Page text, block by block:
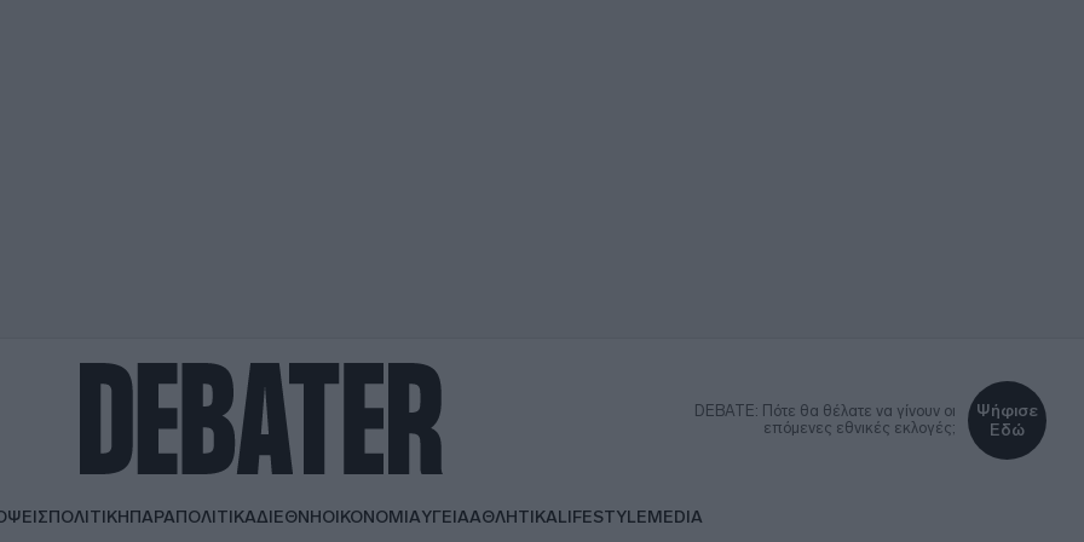
DEBATE: Πότε θα θέλατε να γίνουν οι
επόμενες εθνικές εκλογές;
Ψήφισε
Εδώ
ΠΟΛΙΤΙΚΗΠΑΡΑΠΟΛΙΤΙΚΑΔΙΕΘΝΗΟΙΚΟΝΟΜΙΑΥΓΕΙΑΑΘΛΗΤΙΚΑLIFESTYLEMEDIA